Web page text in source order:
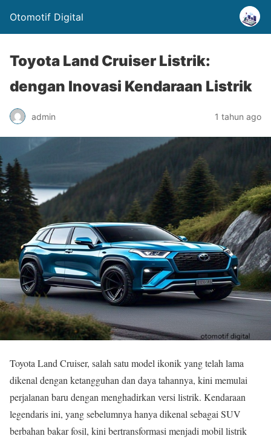
Otomotif Digital
Toyota Land Cruiser Listrik:
dengan Inovasi Kendaraan Listrik
admin 1 tahun ago
Toyota Land Cruiser, salah satu model ikonik yang telah lama
dikenal dengan ketangguhan dan daya tahannya, kini memulai
perjalanan baru dengan menghadirkan versi listrik. Kendaraan
legendaris ini, yang sebelumnya hanya dikenal sebagai SUV
berbahan bakar fosil, kini bertransformasi menjadi mobil listrik